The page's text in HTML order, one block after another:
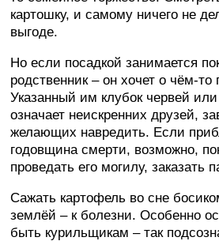
картошку, и самому ничего не
выгоде.
Но если посадкой занимается
родственник – он хочет о чём-то
Указанный им клубок червей
означает неискренних друзей,
желающих навредить. Если
годовщина смерти, возможно,
проведать его могилу, заказать
Сажать картофель во сне
землёй – к болезни. Особенно
быть курильщикам – так